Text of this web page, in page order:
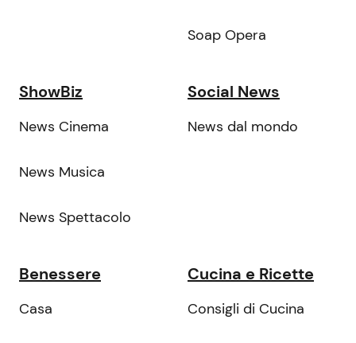
Soap Opera
ShowBiz
News Cinema
News Musica
News Spettacolo
Social News
News dal mondo
Benessere
Casa
Cucina e Ricette
Consigli di Cucina